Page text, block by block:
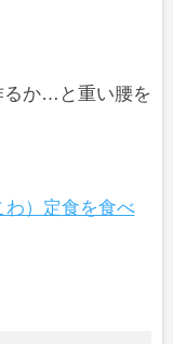
るか…と重い腰を
わ）定食を食べ